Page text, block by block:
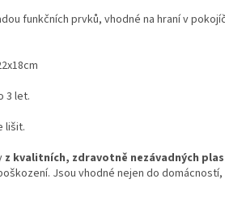
funkčních prvků, vhodné na hraní v
3 let.
lišit.
z kvalitních, zdravotně nezávadných
Jsou vhodné nejen do domácností,